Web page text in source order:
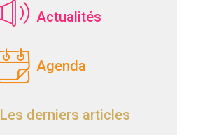
Actualités
Agenda
Les derniers articles